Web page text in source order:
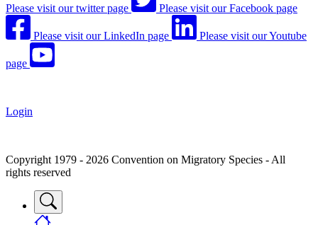
Please visit our twitter page Please visit our Facebook page
Please visit our LinkedIn page Please visit our Youtube
page
Login
Copyright 1979 - 2026 Convention on Migratory Species - All
rights reserved